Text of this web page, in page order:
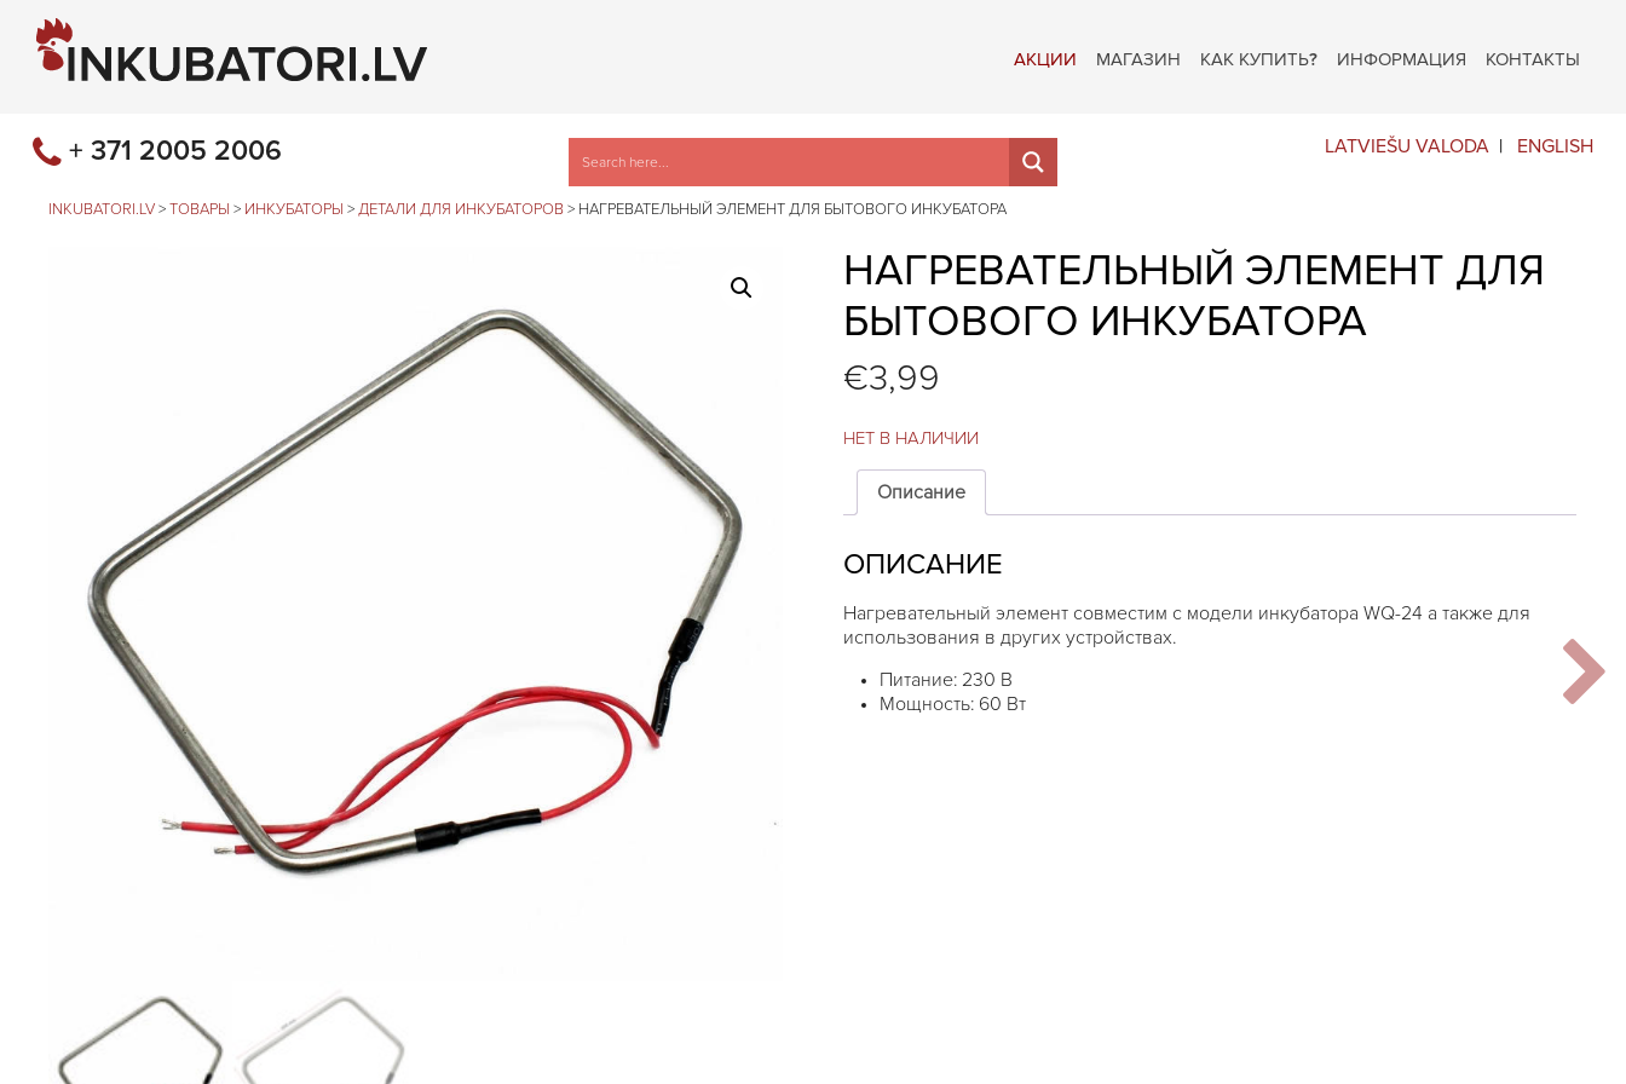
АКЦИИ МАГАЗИН КАК КУПИТЬ? ИНФОРМАЦИЯ КОНТАКТЫ
LATVIEŠU VALODA ENGLISH
+ 371 2005 2006
INKUBATORI.LV > ТОВАРЫ > ИНКУБАТОРЫ > ДЕТАЛИ ДЛЯ ИНКУБАТОРОВ > НАГРЕВАТЕЛЬНЫЙ ЭЛЕМЕНТ ДЛЯ БЫТОВОГО ИНКУБАТОРА
НАГРЕВАТЕЛЬНЫЙ ЭЛЕМЕНТ ДЛЯ
БЫТОВОГО ИНКУБАТОРА
€3,99
НЕТ В НАЛИЧИИ
Описание
ОПИСАНИЕ
Нагревательный элемент совместим с модели инкубатора WQ-24 а также для
использования в других устройствах.
Питание: 230 В
Мощность: 60 Вт